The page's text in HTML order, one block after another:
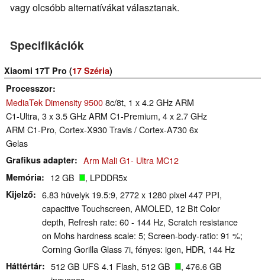
vagy olcsóbb alternatívákat választanak.
Specifikációk
Xiaomi 17T Pro (17 Széria)
Processzor
MediaTek Dimensity 95008c/8t, 1 x 4.2 GHz ARM
C1-Ultra, 3 x 3.5 GHz ARM C1-Premium, 4 x 2.7 GHz
ARM C1-Pro, Cortex-X930 Travis / Cortex-A730 6x
Gelas
Grafikus adapter Arm Mali G1- Ultra MC12
Memória 12 GB , LPDDR5x
Kijelző
6.83 hüvelyk 19.5:9, 2772 x 1280 pixel 447 PPI,
capacitive Touchscreen, AMOLED, 12 Bit Color
depth, Refresh rate: 60 - 144 Hz, Scratch resistance
on Mohs hardness scale: 5; Screen-body-ratio: 91 %;
Corning Gorilla Glass 7i, fényes: igen, HDR, 144 Hz
Háttértár 512 GB UFS 4.1 Flash, 512 GB
, 476.6 GB